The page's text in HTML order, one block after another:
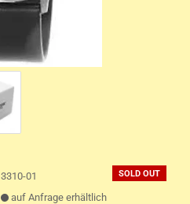
SOLD OUT
3310-01
auf Anfrage erhältlich